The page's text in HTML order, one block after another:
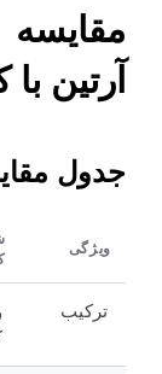
آرتین با
جدول
ویژگی
ترکیب